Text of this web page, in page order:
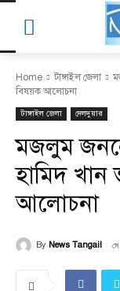
Home টাঙ্গাইল জেলা
বিষয়ক আলোচনা
টাঙ্গাইল জেলা দেলদুয়ার
মজলুম
হামিদ খান
আলোচনা
By News Tangail